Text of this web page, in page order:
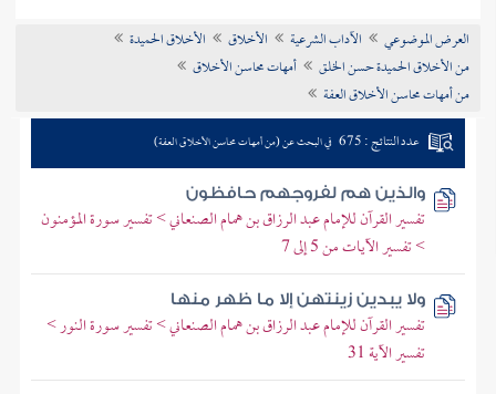
تراجم الأعلام
العرض الموضوعي الآداب الشرعية الأخلاق
الأخلاق الحميدة
من الأخلاق الحميدة حسن الخلق
أمهات محاسن الأخلاق
من أمهات محاسن الأخلاق العفة
عدد النتائج : 675 في البحث عن (من أمهات محاسن الأخلاق العفة)
والذين هم لفروجهم حافظون
تفسير القرآن للإمام عبد الرزاق بن همام الصنعاني > تفسير سورة المؤمنون
> تفسير الآيات من 5 إلى 7
ولا يبدين زينتهن إلا ما ظهر منها
تفسير القرآن للإمام عبد الرزاق بن همام الصنعاني > تفسير سورة النور >
تفسير الآية 31